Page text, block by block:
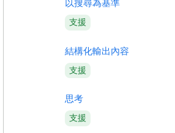
以搜尋為基準
支援
結構化輸出內容
支援
思考
支援